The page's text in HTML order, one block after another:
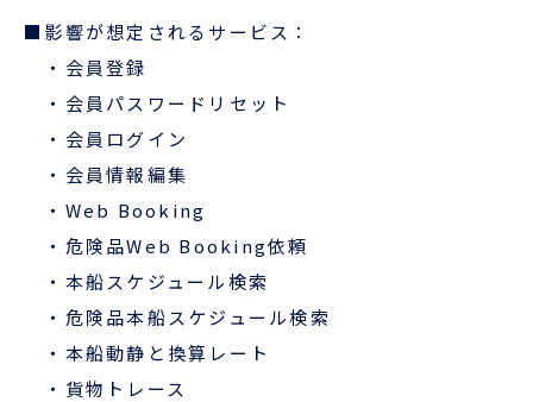
■影響が想定されるサービス：
・会員登録
・会員パスワードリセット
・会員ログイン
・会員情報編集
・Web Booking
・危険品Web Booking依頼
・本船スケジュール検索
・危険品本船スケジュール検索
・本船動静と換算レート
・貨物トレース